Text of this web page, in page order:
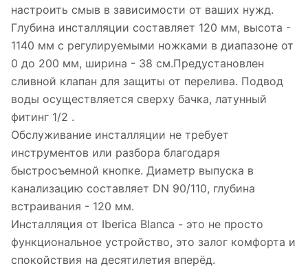
настроить смыв в зависимости от ваших нужд.
Глубина инсталляции составляет 120 мм, высота -
1140 мм с регулируемыми ножками в диапазоне от
0 до 200 мм, ширина - 38 см.Предустановлен
сливной клапан для защиты от перелива. Подвод
воды осуществляется сверху бачка, латунный
фитинг 1/2 .
Обслуживание инсталляции не требует
инструментов или разбора благодаря
быстросъемной кнопке. Диаметр выпуска в
канализацию составляет DN 90/110, глубина
встраивания - 120 мм.
Инсталляция от Iberica Blanca - это не просто
функциональное устройство, это залог комфорта и
спокойствия на десятилетия вперёд.